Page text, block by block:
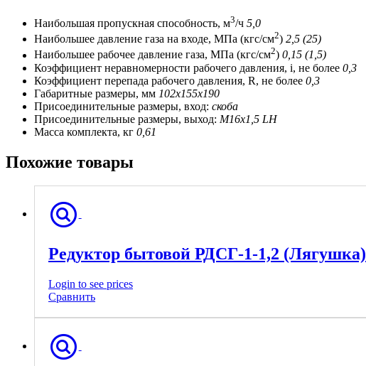
Наибольшая пропускная способность, м3/ч 5,0
Наибольшее давление газа на входе, МПа (кгс/см2) 2,5 (25)
Наибольшее рабочее давление газа, МПа (кгс/см2) 0,15 (1,5)
Коэффициент неравномерности рабочего давления, i, не более 0,3
Коэффициент перепада рабочего давления, R, не более 0,3
Габаритные размеры, мм 102х155х190
Присоединительные размеры, вход: скоба
Присоединительные размеры, выход: М16х1,5 LH
Масса комплекта, кг 0,61
Похожие товары
Редуктор бытовой РДСГ-1-1,2 (Лягушка)
Login to see prices
Сравнить